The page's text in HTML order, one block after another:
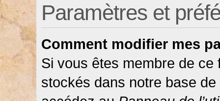
Paramètres et
Comment modifier mes
Si vous êtes membre de
stockés dans notre base